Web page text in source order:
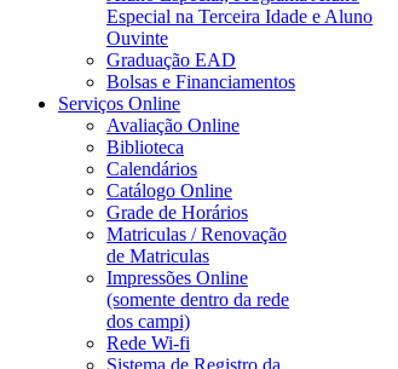
Especial na Terceira Idade e Aluno
Ouvinte
Graduação EAD
Bolsas e Financiamentos
Serviços Online
Avaliação Online
Biblioteca
Calendários
Catálogo Online
Grade de Horários
Matriculas / Renovação
de Matriculas
Impressões Online
(somente dentro da rede
dos campi)
Rede Wi-fi
Sistema de Registro da